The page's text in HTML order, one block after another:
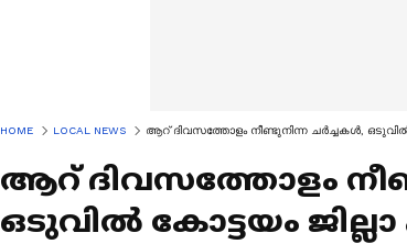
HOME LOCAL NEWS ആറ് ദിവസത്തോളം നീണ്ടുനിന്ന ചർച്ചകൾ,
ആറ് ദിവസത്തോളം
ഒടുവിൽ കോട്ടയം